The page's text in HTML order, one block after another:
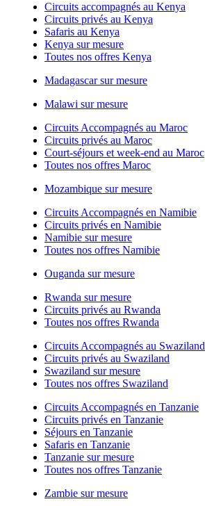
Circuits accompagnés au Kenya
Circuits privés au Kenya
Safaris au Kenya
Kenya sur mesure
Toutes nos offres Kenya
Madagascar sur mesure
Malawi sur mesure
Circuits Accompagnés au Maroc
Circuits privés au Maroc
Court-séjours et week-end au Maroc
Toutes nos offres Maroc
Mozambique sur mesure
Circuits Accompagnés en Namibie
Circuits privés en Namibie
Namibie sur mesure
Toutes nos offres Namibie
Ouganda sur mesure
Rwanda sur mesure
Circuits privés au Rwanda
Toutes nos offres Rwanda
Circuits Accompagnés au Swaziland
Circuits privés au Swaziland
Swaziland sur mesure
Toutes nos offres Swaziland
Circuits Accompagnés en Tanzanie
Circuits privés en Tanzanie
Séjours en Tanzanie
Safaris en Tanzanie
Tanzanie sur mesure
Toutes nos offres Tanzanie
Zambie sur mesure